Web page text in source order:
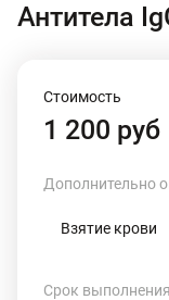
Антитела
Стоимость
1 200 руб
Дополнительно
Взятие крови
Срок